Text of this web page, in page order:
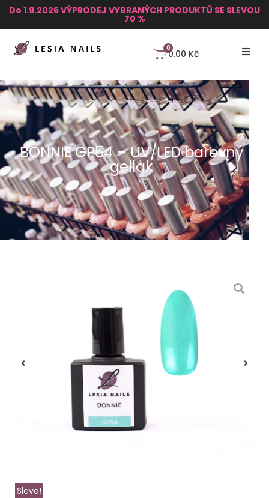
Do 1.9.2026 VÝPRODEJ VYBRANÝCH PRODUKTŮ SE SLEVOU
70 %
0.00 Kč
0
BONNIE GP54 – UV/LED barevný
gellak
Sleva!